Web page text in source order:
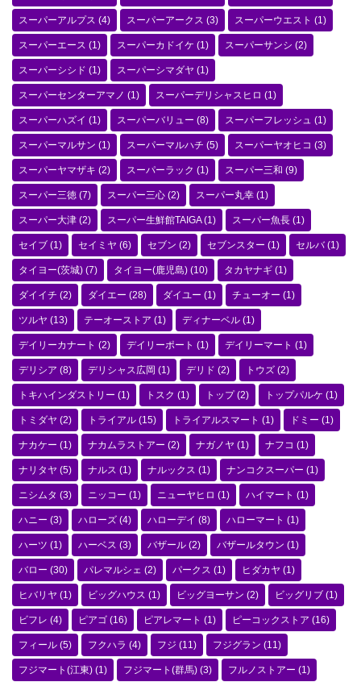
スーパーアルプス (4) スーパーアークス (3) スーパーウエスト (1)
スーパーエース (1) スーパーカドイケ (1) スーパーサンシ (2)
スーパーシシド (1) スーパーシマダヤ (1)
スーパーセンターアマノ (1) スーパーデリシャスヒロ (1)
スーパーハズイ (1) スーパーバリュー (8) スーパーフレッシュ (1)
スーパーマルサン (1) スーパーマルハチ (5) スーパーヤオヒコ (3)
スーパーヤマザキ (2) スーパーラック (1) スーパー三和 (9)
スーパー三徳 (7) スーパー三心 (2) スーパー丸幸 (1)
スーパー大津 (2) スーパー生鮮館TAIGA(1) スーパー魚長 (1)
セイブ (1) セイミヤ (6) セブン (2) セブンスター (1) セルバ(1)
タイヨー(茨城) (7) タイヨー(鹿児島) (10) タカヤナギ (1)
ダイイチ (2) ダイエー (28) ダイユー (1) チューオー (1)
ツルヤ (13) テーオーストア (1) ディナーベル (1)
デイリーカナート (2) デイリーポート (1) デイリーマート (1)
デリシア (8) デリシャス広岡 (1) デリド (2) トウズ (2)
トキハインダストリー (1) トスク (1) トップ(2) トップパルケ (1)
トミダヤ (2) トライアル (15) トライアルスマート (1) ドミー (1)
ナカケー (1) ナカムラストアー (2) ナガノヤ (1) ナフコ (1)
ナリタヤ (5) ナルス (1) ナルックス (1) ナンコクスーパー (1)
ニシムタ (3) ニッコー (1) ニューヤヒロ (1) ハイマート (1)
ハニー (3) ハローズ (4) ハローデイ (8) ハローマート (1)
ハーツ (1) ハーベス (3) バザール (2) バザールタウン (1)
バロー (30) パレマルシェ (2) パークス (1) ヒダカヤ (1)
ヒバリヤ (1) ビッグハウス (1) ビッグヨーサン (2) ビッグリブ (1)
ビフレ (4) ピアゴ (16) ピアレマート (1) ピーコックストア (16)
フィール (5) フクハラ (4) フジ (11) フジグラン (11)
フジマート(江東) (1) フジマート(群馬) (3) フルノストアー (1)